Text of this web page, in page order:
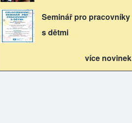
Seminář pro pracovníky
s dětmi
více novinek